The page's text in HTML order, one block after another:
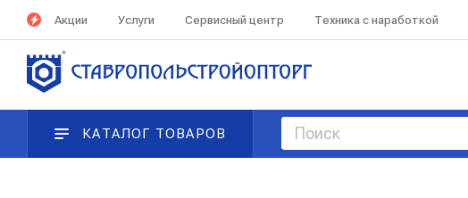
Акции Услуги Сервисный центр Техника с наработкой
КАТАЛОГ ТОВАРОВ